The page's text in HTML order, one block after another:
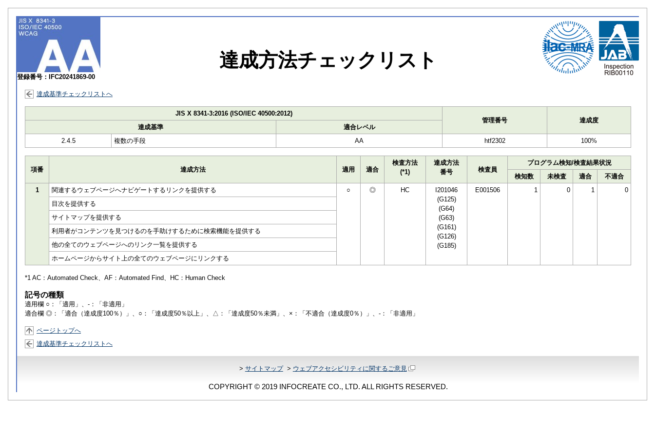
登録番号：IFC20241869-00
達成方法チェックリスト
達成基準チェックリストへ
JIS X 8341-3:2016 (ISO/IEC 40500:2012)
管理番号
達成度
達成基準
適合レベル
2.4.5
複数の手段 AA htf2302 100%
項番 達成方法 適用 適合
検査方法
(*1)
達成方法
番号
検査員
プログラム検知/検査結果状況
検知数
未検査 適合
不適合
1
関連するウェブページへナビゲートするリンクを提供する ○ ◎ HC
I201046
(G125)
(G64)
(G63)
(G161)
(G126)
(G185)
E001506 1 0 1
0
目次を提供する
サイトマップを提供する
利用者がコンテンツを見つけるのを手助けするために検索機能を提供する
他の全てのウェブページへのリンク一覧を提供する
ホームページからサイト上の全てのウェブページにリンクする
*1 AC： Automated Check、AF： Automated Find、HC： Human Check
記号の種類
適用欄 ○：「適用」、-：「非適用」
適合欄 ◎：「適合（達成度100％）」、○：「達成度50％以上」、△：「達成度50％未満」、×：「不適合（達成度0％）」、-：「非適用」
ページトップへ
達成基準チェックリストへ
> サイトマップ> ウェブアクセシビリティに関するご意見
COPYRIGHT © 2019 INFOCREATE CO., LTD. ALL RIGHTS RESERVED.